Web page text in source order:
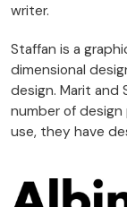
writer.
Staffan is a
dimensional
design. Marit and
number of
use, they have